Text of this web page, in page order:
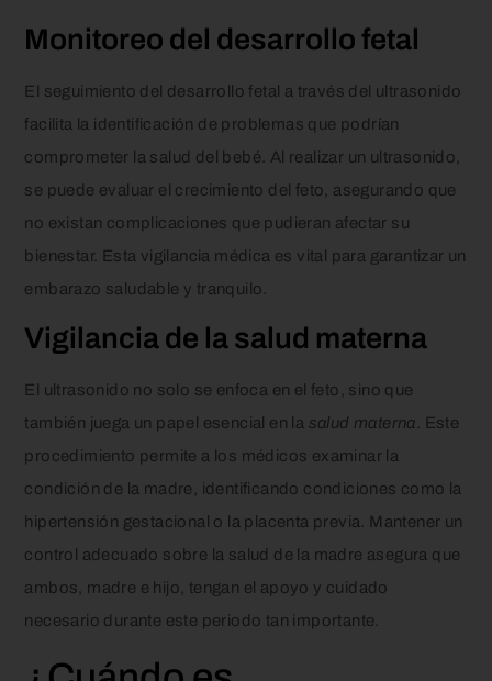
Monitoreo del desarrollo fetal
El seguimiento del desarrollo fetal a través del ultrasonido
facilita la identificación de problemas que podrían
comprometer la salud del bebé. Al realizar un ultrasonido,
se puede evaluar el crecimiento del feto, asegurando que
no existan complicaciones que pudieran afectar su
bienestar. Esta vigilancia médica es vital para garantizar un
embarazo saludable y tranquilo.
Vigilancia de la salud materna
El ultrasonido no solo se enfoca en el feto, sino que
también juega un papel esencial en la salud materna. Este
procedimiento permite a los médicos examinar la
condición de la madre, identificando condiciones como la
hipertensión gestacional o la placenta previa. Mantener un
control adecuado sobre la salud de la madre asegura que
ambos, madre e hijo, tengan el apoyo y cuidado
necesario durante este periodo tan importante.